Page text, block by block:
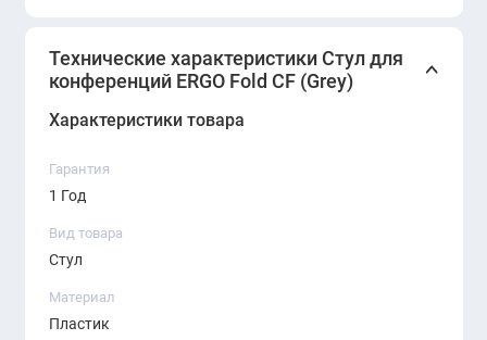
Материал каркаса:металл с порошковым
покрытием
Материал сиденья и спинки:
Конструкция:
Технические характеристики Стул для
конференций ERGO Fold CF (Grey)
Характеристики товара
Гарантия
1 Год
Вид товара
Стул
Материал
Пластик